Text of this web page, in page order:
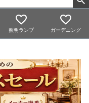
照明ランプ ガーデニング